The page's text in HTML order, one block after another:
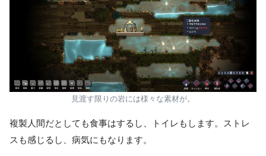
見渡す限りの岩には様々な素材が。
複製人間だとしても食事はするし、トイレもします。ストレ
スも感じるし、病気にもなります。